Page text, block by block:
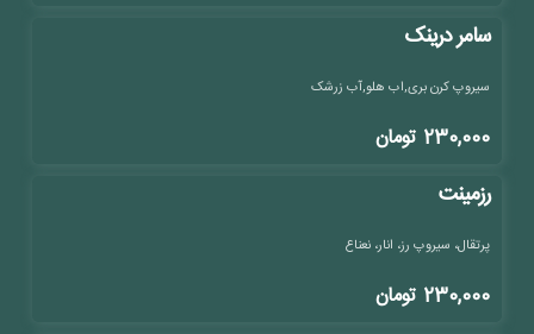
سامر درینک
سیروپ کرن بری,اب هلو,آب زرشک
230,000 تومان
رزمینت
پرتقال، سیروپ رز، انار، نعناع
230,000 تومان